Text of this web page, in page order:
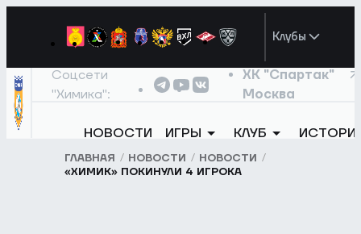
Клубы
Соцсети
"Химика":
ХК "Спартак"
Москва
НОВОСТИ ИГРЫ КЛУБ
ГЛАВНАЯ НОВОСТИ
НОВОСТИ
«ХИМИК» ПОКИНУЛИ 4 ИГРОКА